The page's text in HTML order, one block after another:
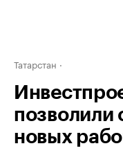
Татарстан
позволили
новых